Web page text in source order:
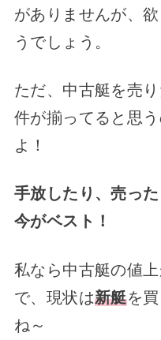
がありませんが、
うでしょう。
ただ、中古艇を売
件が揃ってると思
よ！
手放したり、売っ
今がベスト！
私なら中古艇の値
で、現状は新艇を
ね～